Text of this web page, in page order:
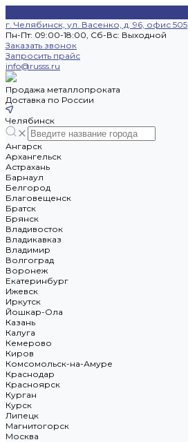
г. Челябинск, ул. Васенко, д. 96, офис 505
Пн-Пт: 09:00-18:00, Cб-Вс: Выходной
Заказать звонок
Запросить прайс
info@russs.ru
Продажа металлопроката
Доставка по России
Челябинск
Ангарск
Архангельск
Астрахань
Барнаул
Белгород
Благовещенск
Братск
Брянск
Владивосток
Владикавказ
Владимир
Волгоград
Воронеж
Екатеринбург
Ижевск
Иркутск
Йошкар-Ола
Казань
Калуга
Кемерово
Киров
Комсомольск-на-Амуре
Краснодар
Красноярск
Курган
Курск
Липецк
Магнитогорск
Москва